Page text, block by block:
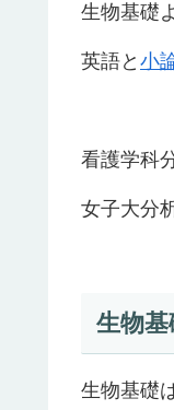
生物基礎
英語と 小
看護学
女子大
生物
生物基礎